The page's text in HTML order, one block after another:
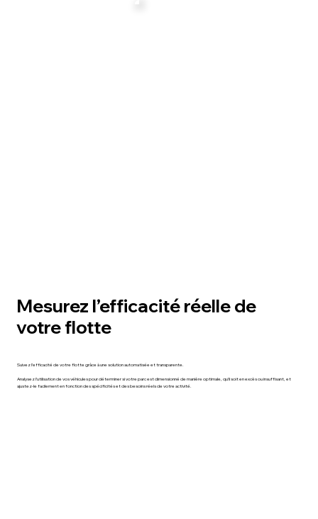
Mesurez l’efficacité réelle de
votre flotte
Suivez l’efficacité de votre flotte grâce à une solution automatisée et transparente.
Analysez l’utilisation de vos véhicules pour déterminer si votre parc est dimensionné de manière optimale, qu’il soit en excès ou insuffisant, et
ajustez-le facilement en fonction des spécificités et des besoins réels de votre activité.